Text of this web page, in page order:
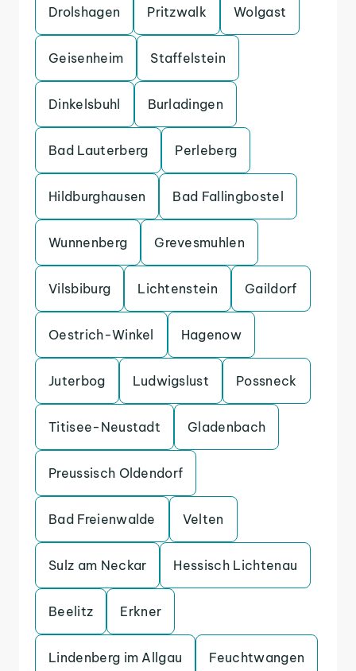
Drolshagen Pritzwalk Wolgast
Geisenheim Staffelstein
Dinkelsbuhl Burladingen
Bad Lauterberg Perleberg
Hildburghausen Bad Fallingbostel
Wunnenberg Grevesmuhlen
Vilsbiburg Lichtenstein Gaildorf
Oestrich-Winkel Hagenow
Juterbog Ludwigslust Possneck
Titisee-Neustadt Gladenbach
Preussisch Oldendorf
Bad Freienwalde Velten
Sulz am Neckar Hessisch Lichtenau
Beelitz Erkner
Lindenberg im Allgau Feuchtwangen